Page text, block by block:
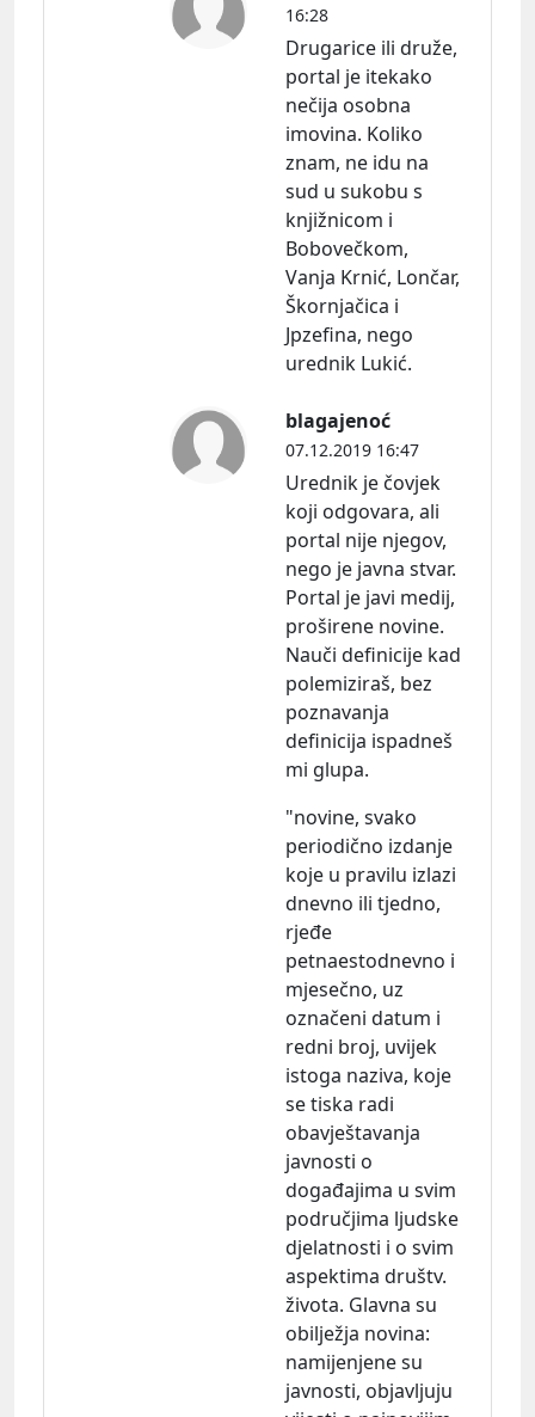
16:28
Drugarice ili druže,
portal je itekako
nečija osobna
imovina. Koliko
znam, ne idu na
sud u sukobu s
knjižnicom i
Bobovečkom,
Vanja Krnić, Lončar,
Škornjačica i
Jpzefina, nego
urednik Lukić.
blagajenoć
07.12.2019 16:47
Urednik je čovjek
koji odgovara, ali
portal nije njegov,
nego je javna stvar.
Portal je javi medij,
proširene novine.
Nauči definicije kad
polemiziraš, bez
poznavanja
definicija ispadneš
mi glupa.
"novine, svako
periodično izdanje
koje u pravilu izlazi
dnevno ili tjedno,
rjeđe
petnaestodnevno i
mjesečno, uz
označeni datum i
redni broj, uvijek
istoga naziva, koje
se tiska radi
obavještavanja
javnosti o
događajima u svim
područjima ljudske
djelatnosti i o svim
aspektima društv.
života. Glavna su
obilježja novina:
namijenjene su
javnosti, objavljuju